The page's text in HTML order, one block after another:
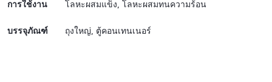
การใช้งาน โลหะผสมแข็ง, โลหะผสมทนความร้อน
บรรจุภัณฑ์ ถุงใหญ่, ตู้คอนเทนเนอร์